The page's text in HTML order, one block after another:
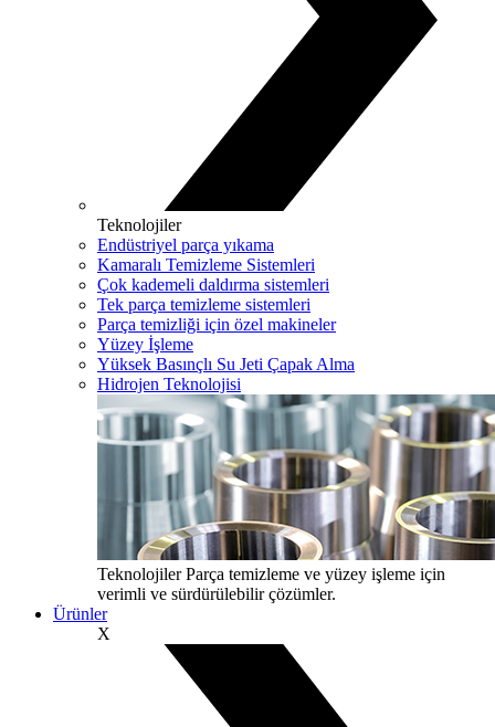
Teknolojiler
Endüstriyel parça yıkama
Kamaralı Temizleme Sistemleri
Çok kademeli daldırma sistemleri
Tek parça temizleme sistemleri
Parça temizliği için özel makineler
Yüzey İşleme
Yüksek Basınçlı Su Jeti Çapak Alma
Hidrojen Teknolojisi
TeknolojilerParça temizleme ve yüzey işleme için
verimli ve sürdürülebilir çözümler.
Ürünler
X